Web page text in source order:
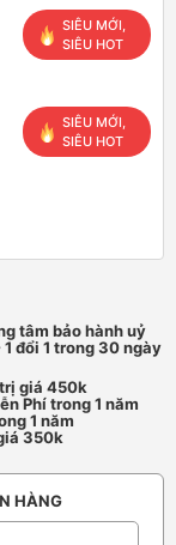
SIÊU MỚI,
SIÊU HOT
SIÊU MỚI,
SIÊU HOT
tâm bảo hành uỷ
đổi 1 trong 30 ngày
giá 450k
Phí trong 1 năm
1 năm
350k
HÀNG